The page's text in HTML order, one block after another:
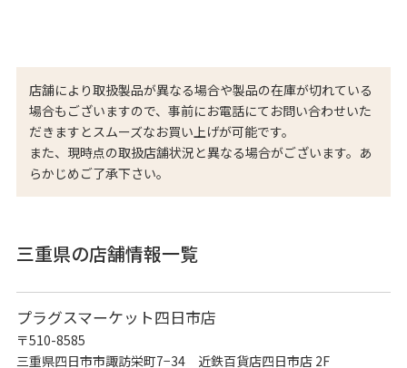
三重県の店舗情報一覧
店舗により取扱製品が異なる場合や製品の在庫が切れている
場合もございますので、事前にお電話にてお問い合わせいた
だきますとスムーズなお買い上げが可能です。
また、現時点の取扱店舗状況と異なる場合がございます。あ
らかじめご了承下さい。
プラグスマーケット四日市店
〒510-8585
三重県四日市市諏訪栄町7−34 近鉄百貨店四日市店 2F